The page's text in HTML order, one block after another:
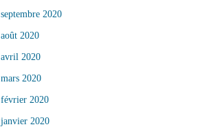
septembre 2020
août 2020
avril 2020
mars 2020
février 2020
janvier 2020